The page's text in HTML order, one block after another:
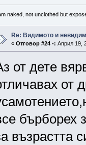
naked, not unclothed but
Re: Видимото и
« Отговор #24 -: Април 19,
от дете
от
бърборех
възрастта